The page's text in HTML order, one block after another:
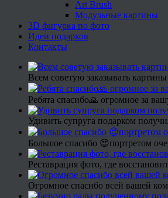
Art Brush
Модульные картины
3D фигурка по фото
Идеи подарков
Контакты
Всем советую заказывать
Ребята спасибо🙏 огромное за
Удивить супруга подарком
Большое спасибо 😍портретом
Реставрация фото, где
Огромное спасибо всей вашей